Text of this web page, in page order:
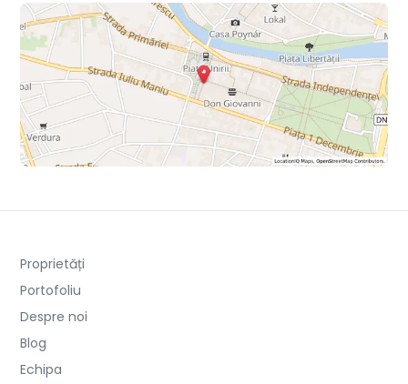
Proprietăți
Portofoliu
Despre noi
Blog
Echipa